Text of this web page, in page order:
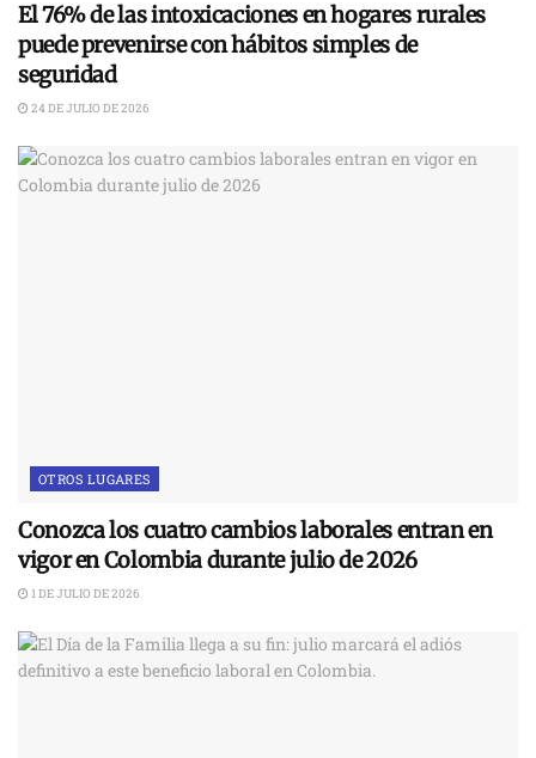
El 76% de las intoxicaciones en hogares rurales
puede prevenirse con hábitos simples de
seguridad
24 DE JULIO DE 2026
OTROS LUGARES
Conozca los cuatro cambios laborales entran en
vigor en Colombia durante julio de 2026
1 DE JULIO DE 2026